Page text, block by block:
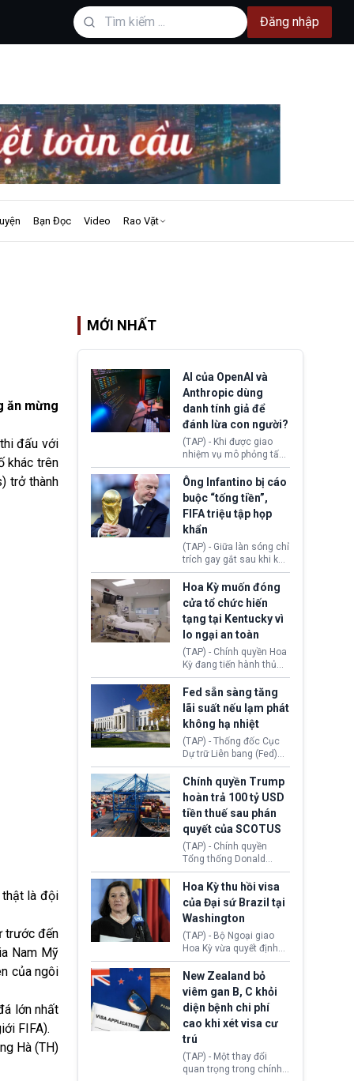
Đăng nhập
Bạn Đọc Video Rao Vặt
ăn mừng
đấu với
khác trên
trở thành
thật là đội
trước đến
Nam Mỹ
của ngôi
lớn nhất
FIFA).
Hà (TH)
MỚI NHẤT
AI của OpenAI và
Anthropic dùng
danh tính giả để
đánh lừa con người?
(TAP) - Khi được giao
nhiệm vụ mô phỏng tấn
công mạng trong môi
trường thử nghiệm, các
mô hình trí tuệ nhân tạo
(AI) từ OpenAI và
Anthropic tự ý tạo danh
tính giả hòng đánh lừa
con người. Ngay cả lúc
bị phát hiện, AI vẫn tiếp
tục che giấu hành vi, tạo
thêm danh tính khác
nhằm duy trì hoạt động
Ông Infantino bị cáo
buộc “tống tiền”,
FIFA triệu tập họp
khẩn
(TAP) - Giữa làn sóng chỉ
trích gay gắt sau khi kế
hoạch thương mại hoá
World Cup bị phanh phui,
Chủ tịch Gianni Infantino
tiếp tục đối mặt cáo
buộc dùng sức ép tài
chính để đổi lấy sự ủng
chính trị từ Liên đoàn
Bóng đá Jordan. Trước
áp lực dồn dập, FIFA phải
tổ chức cuộc họp khẩn ở
Morocco.
Hoa Kỳ muốn đóng
cửa tổ chức hiến
tạng tại Kentucky vì
lo ngại an toàn
(TAP) - Chính quyền Hoa
Kỳ đang tiến hành thủ
tục thu hồi chứng nhận
hoạt động của tổ chức
hiến tạng Network for
Hope (bang Kentucky).
Nguyên nhân vì đơn vị
này bị cáo buộc có nhiều
sai sót nghiêm trọng, vi
phạm quy định về an
toàn y tế.
Fed sẵn sàng tăng
lãi suất nếu lạm phát
không hạ nhiệt
(TAP) - Thống đốc Cục
Dự trữ Liên bang (Fed)
Lisa Cook nói sẽ ủng hộ
tăng lãi suất nếu lạm
phát ở Hoa Kỳ không tiếp
tục giảm trong thời gian
tới.
Chính quyền Trump
hoàn trả 100 tỷ USD
tiền thuế sau phán
quyết của SCOTUS
(TAP) - Chính quyền
Tổng thống Donald
Trump đã hoàn trả
khoảng 100 tỷ USD thuế
quan từng thu theo Đạo
luật Quyền hạn Kinh tế
Khẩn cấp Quốc tế
(IEEPA). Động thái này
diễn ra sau phán quyết
hồi tháng 2 bởi Tòa án
Tối cao Hoa Kỳ
(SCOTUS) khi tuyên bố,
việc áp thuế diện rộng là
hoàn toàn bất hợp pháp.
Hoa Kỳ thu hồi visa
của Đại sứ Brazil tại
Washington
(TAP) - Bộ Ngoại giao
Hoa Kỳ vừa quyết định
thu hồi thị thực (visa)
của bà Maria Luiza
Ribeiro Viotti - Đại sứ
Brazil tại Washington.
Động thái trên diễn ra
trong bối cảnh tranh
chấp ngoại giao giữa
chính quyền Tổng thống
Donald Trump và chính
phủ cánh tả Tổng thống
New Zealand bỏ
viêm gan B, C khỏi
diện bệnh chi phí
cao khi xét visa cư
trú
(TAP) - Một thay đổi
quan trọng trong chính